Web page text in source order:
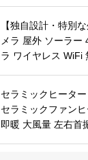
【独自設計・特別
メラ 屋外 ソーラー
ラ ワイヤレス WiFi
録画 IP66防水 遠隔
セラミックヒータ
セラミックファン
即暖 大風量 左右首